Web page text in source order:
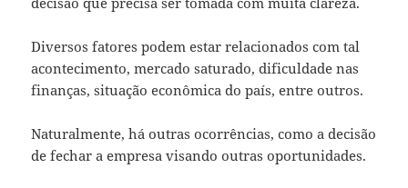
Diversos fatores podem estar relacionados com tal
acontecimento, mercado saturado, dificuldade nas
finanças, situação econômica do país, entre outros.
Naturalmente, há outras ocorrências, como a decisão
de fechar a empresa visando outras oportunidades.